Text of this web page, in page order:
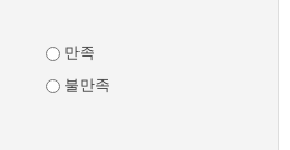
만족
불만족